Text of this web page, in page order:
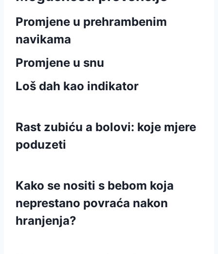
Promjene u prehrambenim
navikama
Promjene u snu
Loš dah kao indikator
Rast zubiću a bolovi: koje mjere
poduzeti
Kako se nositi s bebom koja
neprestano povraća nakon
hranjenja?